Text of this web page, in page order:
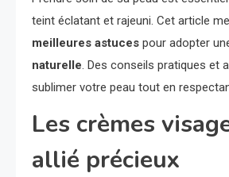
teint éclatant et rajeuni. Cet article
meilleures astuces pour adopter
naturelle . Des conseils pratiques et
sublimer votre peau tout en
Les crèmes
allié précieux